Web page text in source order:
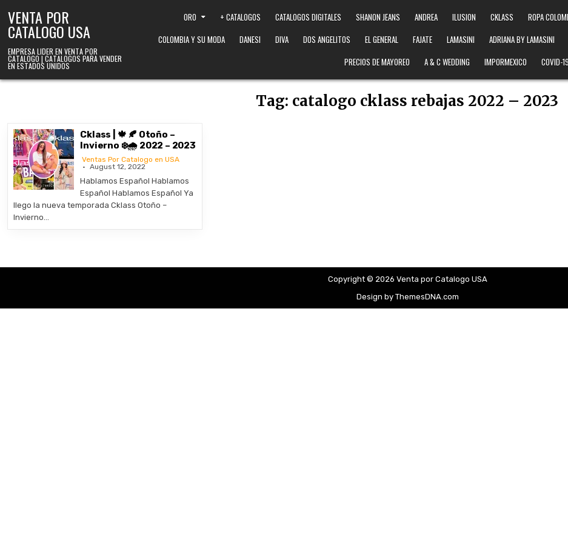
VENTA POR
CATALOGO USA
EMPRESA LIDER EN VENTA POR
CATALOGO | CATALOGOS PARA VENDER
EN ESTADOS UNIDOS
ORO + CATALOGOS CATALOGOS DIGITALES SHANON JEANS ANDREA ILUSION CKLASS ROPA
COLOMBIA Y SU MODA
DANESI DIVA DOS ANGELITOS EL GENERAL FAJATE LAMASINI ADRIANA BY LAMASINI
PRECIOS DE MAYOREO
A & C WEDDING IMPORMEXICO COVID-19
Tag: catalogo cklass rebajas 2022 – 2023
Cklass | 🍁 🍂 Otoño –
Invierno ❄️🌧️ 2022 – 2023
Ventas Por Catalogo en USA
August 12, 2022
Hablamos Español Hablamos
Español Hablamos Español Ya
llego la nueva temporada Cklass Otoño –
Invierno…
Copyright © 2026 Venta por Catalogo USA
Design by ThemesDNA.com